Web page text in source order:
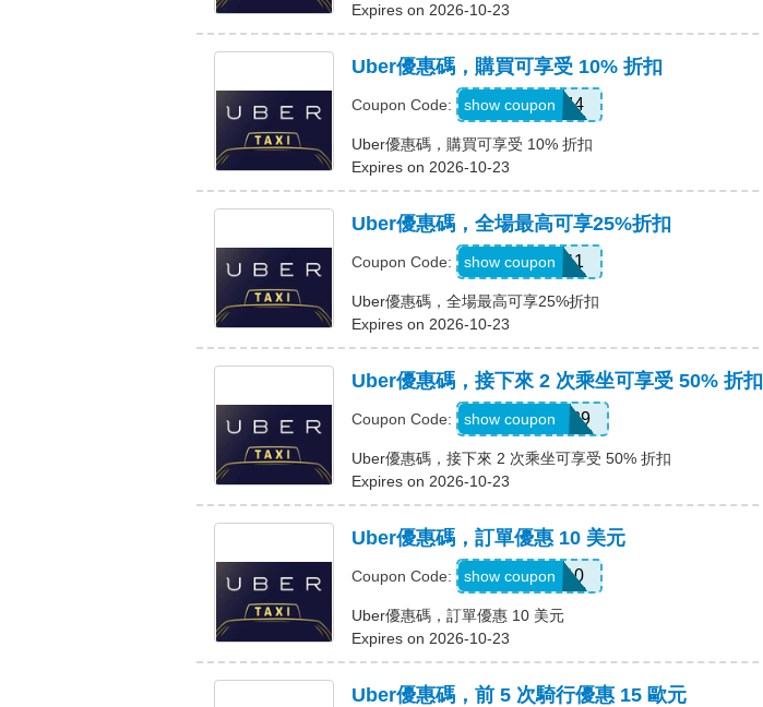
Expires on 2026-10-23
Uber優惠碼，購買可享受 10% 折扣
Coupon Code: 9NV4QXQ44
show coupon
Uber優惠碼，購買可享受 10% 折扣
Expires on 2026-10-23
Uber優惠碼，全場最高可享25%折扣
Coupon Code: SIXT0E11
show coupon
Uber優惠碼，全場最高可享25%折扣
Expires on 2026-10-23
Uber優惠碼，接下來 2 次乘坐可享受 50% 折扣
Coupon Code: KOSSIC50629
show coupon
Uber優惠碼，接下來 2 次乘坐可享受 50% 折扣
Expires on 2026-10-23
Uber優惠碼，訂單優惠 10 美元
Coupon Code: comeback10
show coupon
Uber優惠碼，訂單優惠 10 美元
Expires on 2026-10-23
Uber優惠碼，前 5 次騎行優惠 15 歐元